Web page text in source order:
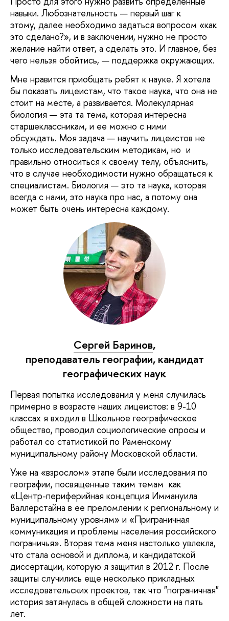
навыки. Любознательность — первый шаг к
этому, далее необходимо задаться вопросом «как
это сделано?», и в заключении, нужно не просто
желание найти ответ, а сделать это. И главное, без
чего нельзя обойтись, — поддержка окружающих.
Мне нравится приобщать ребят к науке. Я хотела
бы показать лицеистам, что такое наука, что она не
стоит на месте, а развивается. Молекулярная
биология — эта та тема, которая интересна
старшеклассникам, и ее можно с ними
обсуждать. Моя задача — научить лицеистов не
только исследовательским методикам, но и
правильно относиться к своему телу, объяснить,
что в случае необходимости нужно обращаться к
специалистам. Биология — это та наука, которая
всегда с нами, это наука про нас, а потому она
может быть очень интересна каждому.
Сергей Баринов,
преподаватель географии, кандидат
географических наук
Первая попытка исследования у меня случилась
примерно в возрасте наших лицеистов: в 9-10
классах я входил в Школьное географическое
общество, проводил социологические опросы и
работал со статистикой по Раменскому
муниципальному району Московской области.
Уже на «взрослом» этапе были исследования по
географии, посвященные таким темам как
«Центр-периферийная концепция Иммануила
Валлерстайна в ее преломлении к региональному и
муниципальному уровням» и «Приграничная
коммуникация и проблемы населения российского
пограничья». Вторая тема меня настолько увлекла,
что стала основой и диплома, и кандидатской
диссертации, которую я защитил в 2012 г. После
защиты случились еще несколько прикладных
исследовательских проектов, так что "пограничная"
история затянулась в общей сложности на пять
лет.